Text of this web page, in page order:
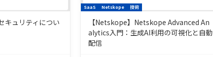
キュリティについ
SaaS Netskope 技術
【Netskope】Netskope Advanced An
alytics入門：生成AI利用の可視化と自動
配信